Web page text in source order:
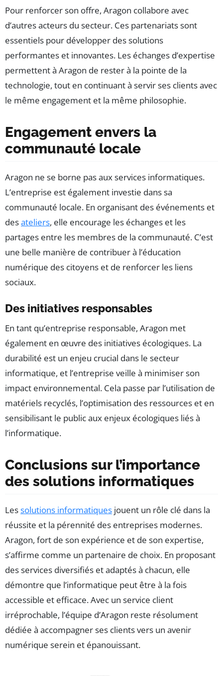
Pour renforcer son offre, Aragon collabore avec
d’autres acteurs du secteur. Ces partenariats sont
essentiels pour développer des solutions
performantes et innovantes. Les échanges d’expertise
permettent à Aragon de rester à la pointe de la
technologie, tout en continuant à servir ses clients avec
le même engagement et la même philosophie.
Engagement envers la
communauté locale
Aragon ne se borne pas aux services informatiques.
L’entreprise est également investie dans sa
communauté locale. En organisant des événements et
desateliers, elle encourage les échanges et les
partages entre les membres de la communauté. C’est
une belle manière de contribuer à l’éducation
numérique des citoyens et de renforcer les liens
sociaux.
Des initiatives responsables
En tant qu’entreprise responsable, Aragon met
également en œuvre des initiatives écologiques. La
durabilité est un enjeu crucial dans le secteur
informatique, et l’entreprise veille à minimiser son
impact environnemental. Cela passe par l’utilisation de
matériels recyclés, l’optimisation des ressources et en
sensibilisant le public aux enjeux écologiques liés à
l’informatique.
Conclusions sur l’importance
des solutions informatiques
Lessolutions informatiques jouent un rôle clé dans la
réussite et la pérennité des entreprises modernes.
Aragon, fort de son expérience et de son expertise,
s’affirme comme un partenaire de choix. En proposant
des services diversifiés et adaptés à chacun, elle
démontre que l’informatique peut être à la fois
accessible et efficace. Avec un service client
irréprochable, l’équipe d’Aragon reste résolument
dédiée à accompagner ses clients vers un avenir
numérique serein et épanouissant.